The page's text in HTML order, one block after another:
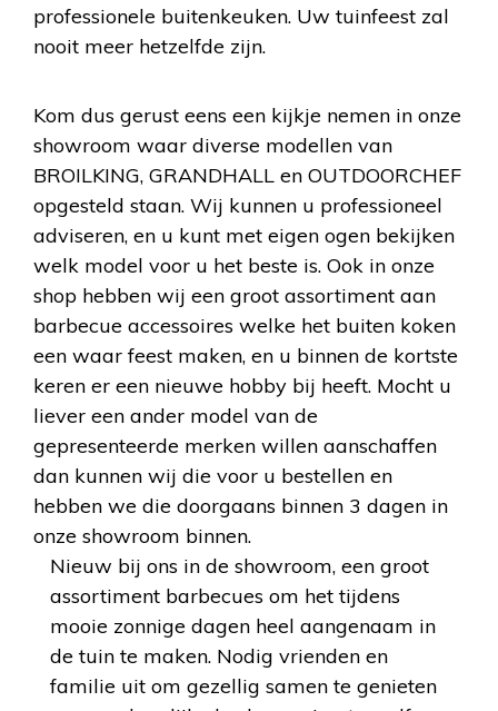
professionele buitenkeuken. Uw tuinfeest zal
nooit meer hetzelfde zijn.
Kom dus gerust eens een kijkje nemen in onze
showroom waar diverse modellen van
BROILKING, GRANDHALL en OUTDOORCHEF
opgesteld staan. Wij kunnen u professioneel
adviseren, en u kunt met eigen ogen bekijken
welk model voor u het beste is. Ook in onze
shop hebben wij een groot assortiment aan
barbecue accessoires welke het buiten koken
een waar feest maken, en u binnen de kortste
keren er een nieuwe hobby bij heeft. Mocht u
liever een ander model van de
gepresenteerde merken willen aanschaffen
dan kunnen wij die voor u bestellen en
hebben we die doorgaans binnen 3 dagen in
onze showroom binnen.
Nieuw bij ons in de showroom, een groot
assortiment barbecues om het tijdens
mooie zonnige dagen heel aangenaam in
de tuin te maken. Nodig vrienden en
familie uit om gezellig samen te genieten